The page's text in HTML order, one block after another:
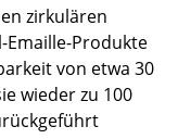
zirkulären
Emaille-Produkte
von etwa 30
wieder zu 100